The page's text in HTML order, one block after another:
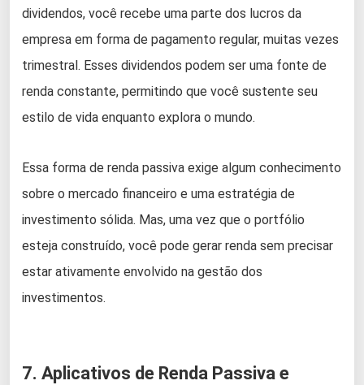
dividendos, você recebe uma parte dos lucros da
empresa em forma de pagamento regular, muitas vezes
trimestral. Esses dividendos podem ser uma fonte de
renda constante, permitindo que você sustente seu
estilo de vida enquanto explora o mundo.
Essa forma de renda passiva exige algum conhecimento
sobre o mercado financeiro e uma estratégia de
investimento sólida. Mas, uma vez que o portfólio
esteja construído, você pode gerar renda sem precisar
estar ativamente envolvido na gestão dos
investimentos.
7. Aplicativos de Renda Passiva e